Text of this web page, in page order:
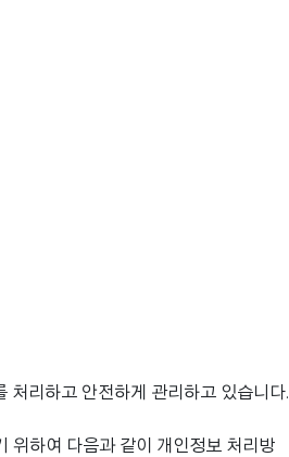
처리하고 안전하게 관리하고 있습니다.
위하여 다음과 같이 개인정보 처리방